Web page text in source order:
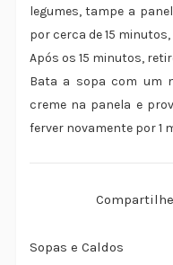
legumes, tampe a
por cerca de 15
Após os 15 minutos,
Bata a sopa com um
creme na panela e
ferver novamente por 1
Sopas e Caldos